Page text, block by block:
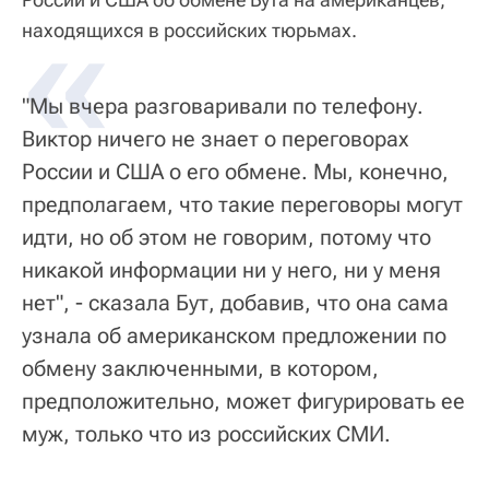
находящихся в российских тюрьмах.
«
"Мы вчера разговаривали по телефону.
Виктор ничего не знает о переговорах
России и США о его обмене. Мы, конечно,
предполагаем, что такие переговоры могут
идти, но об этом не говорим, потому что
никакой информации ни у него, ни у меня
нет", - сказала Бут, добавив, что она сама
узнала об американском предложении по
обмену заключенными, в котором,
предположительно, может фигурировать ее
муж, только что из российских СМИ.